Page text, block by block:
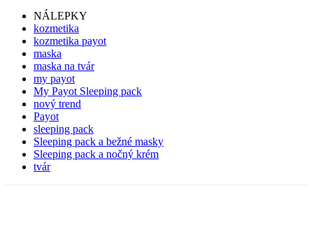
NÁLEPKY
kozmetika
kozmetika payot
maska
maska na tvár
my payot
My Payot Sleeping pack
nový trend
Payot
sleeping pack
Sleeping pack a bežné masky
Sleeping pack a nočný krém
tvár